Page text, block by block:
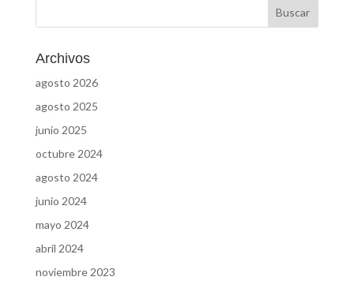
Archivos
agosto 2026
agosto 2025
junio 2025
octubre 2024
agosto 2024
junio 2024
mayo 2024
abril 2024
noviembre 2023